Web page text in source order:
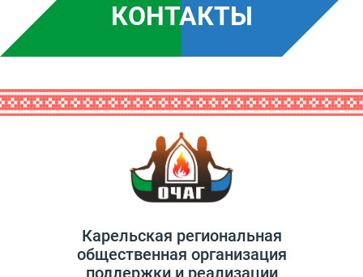
КОНТАКТЫ
Карельская региональная
общественная организация
поддержки и реализации